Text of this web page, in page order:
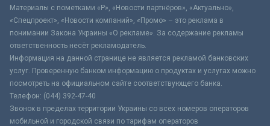
Материалы с пометками «Р», «Новости партнёров», «Актуально»,
«Спецпроект», «Новости компаний», «Промо» – это реклама в
понимании Закона Украины «О рекламе». За содержание рекламы
ответственность несёт рекламодатель.
Информация на данной странице не является рекламой банковских
услуг. Проверенную банком информацию о продуктах и услугах можно
посмотреть на официальном сайте соответствующего банка.
Телефон: (044) 392-47-40
Звонок в пределах территории Украины со всех номеров операторов
мобильной и городской связи по тарифам операторов